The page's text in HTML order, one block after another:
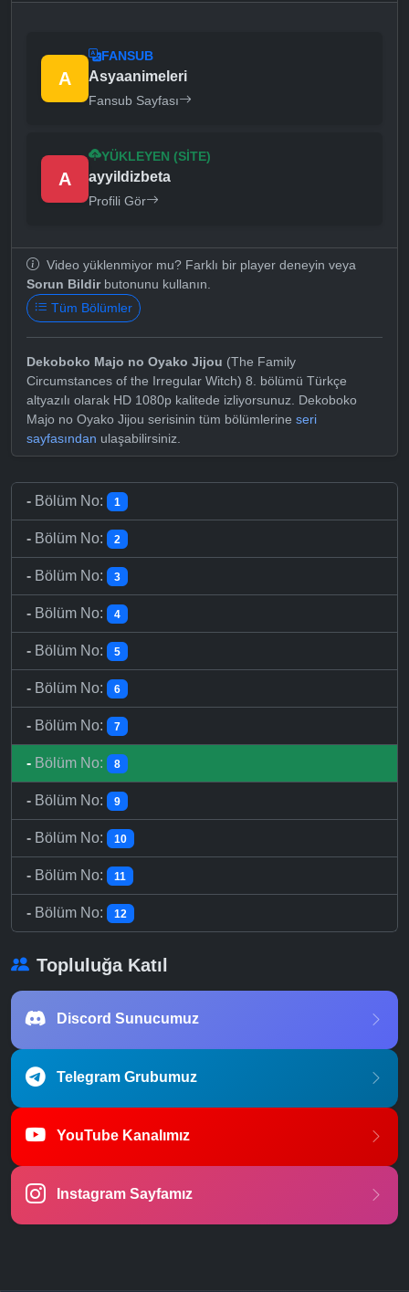
A
FANSUB
Asyaanimeleri
Fansub Sayfası
A
YÜKLEYEN (SITE)
ayyildizbeta
Profili Gör
Video yüklenmiyor mu? Farklı bir player deneyin veya
Sorun Bildirbutonunu kullanın.
Tüm Bölümler
Dekoboko Majo no Oyako Jijou (The Family
Circumstances of the Irregular Witch) 8. bölümü Türkçe
altyazılı olarak HD 1080p kalitede izliyorsunuz. Dekoboko
Majo no Oyako Jijou serisinin tüm bölümlerine seri
sayfasından ulaşabilirsiniz.
- Bölüm No: 1
- Bölüm No: 2
- Bölüm No: 3
- Bölüm No: 4
- Bölüm No: 5
- Bölüm No: 6
- Bölüm No: 7
- Bölüm No: 8
- Bölüm No: 9
- Bölüm No: 10
- Bölüm No: 11
- Bölüm No: 12
Topluluğa Katıl
Discord Sunucumuz
Telegram Grubumuz
YouTube Kanalımız
Instagram Sayfamız